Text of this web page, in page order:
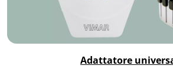
Adattatore